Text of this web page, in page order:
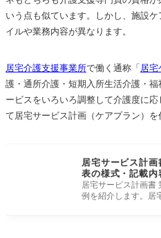
いう点も似ています。しかし、施設
イルや業務内容が異なります。
居宅介護支援事業所で働く通称「 居宅
護・通所介護・短期入所生活介護・
ービスをいろいろ調整して介護度に
て居宅サービス計画（ケアプラン）を
居宅サービス計
表の様式・記載内
居宅サービス計画書
例を紹介します。居